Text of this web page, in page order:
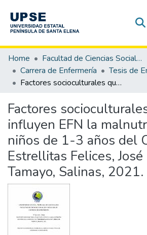
Communities & Collections
All of DSpace
Statistics
Home
Facultad de Ciencias Sociales y de la Salud
Carrera de Enfermería
Tesis de
Factores socioculturales que influyen EFN la malnutrición en niños de 1-3 años del CDI Estrellitas Felices, José Luis Tamayo, Salinas, 2021.
Factores
influyen EFN la
niños de 1-3 años del
Estrellitas Felices, José
Tamayo, Salinas, 2021.